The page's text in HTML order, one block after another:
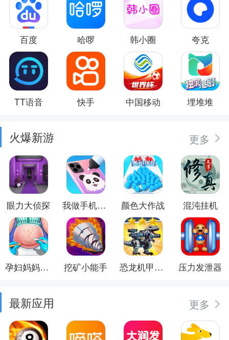
百度 哈啰 韩小圈 夸克
TT语音 快手 中国移动 埋堆堆
火爆新游 更多
眼力大侦探 我做手机壳特好看 颜色大作战 混沌挂机
孕妇妈妈日记 挖矿小能手 恐龙机甲射手 压力发泄器
最新应用 更多